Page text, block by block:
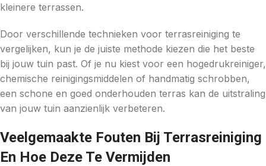
kleinere terrassen.
Door verschillende technieken voor terrasreiniging te
vergelijken, kun je de juiste methode kiezen die het beste
bij jouw tuin past. Of je nu kiest voor een hogedrukreiniger,
chemische reinigingsmiddelen of handmatig schrobben,
een schone en goed onderhouden terras kan de uitstraling
van jouw tuin aanzienlijk verbeteren.
Veelgemaakte Fouten Bij Terrasreiniging
En Hoe Deze Te Vermijden